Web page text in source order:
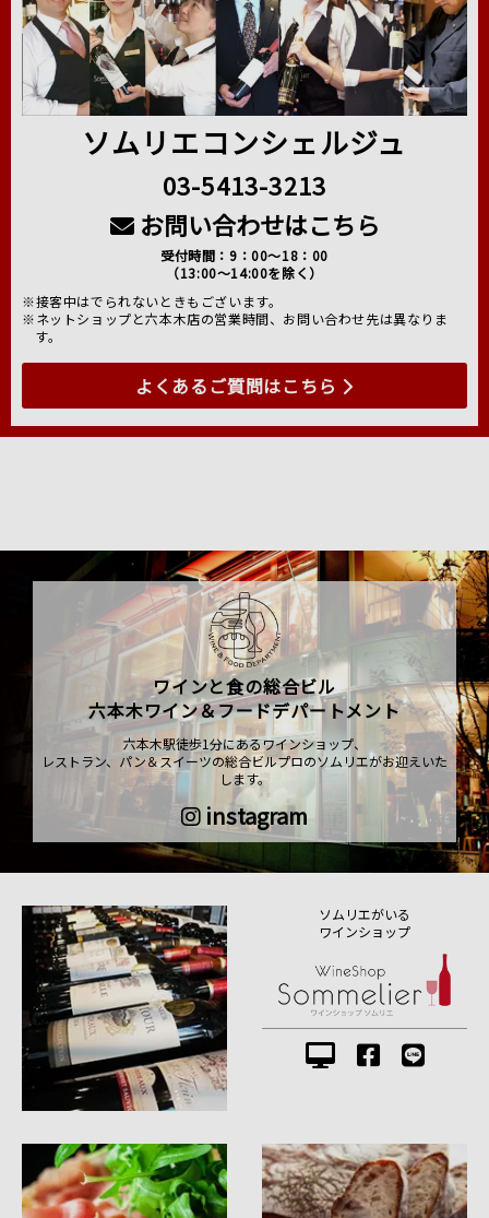
ソムリエコンシェルジュ
03-5413-3213
お問い合わせはこちら
受付時間：9：00～18：00
（13:00～14:00を除く）
※接客中はでられないときもございます。
※ネットショップと六本木店の営業時間、お問い合わせ先は異なりま
す。
よくあるご質問はこちら
ワインと食の総合ビル
六本木ワイン＆フードデパートメント
六本木駅徒歩1分にあるワインショップ、
レストラン、パン＆スイーツの総合ビルプロのソムリエがお迎えいた
します。
instagram
ソムリエがいる
ワインショップ